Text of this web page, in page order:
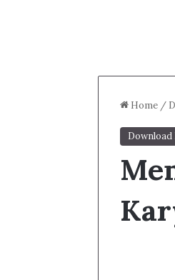
Home /
Download